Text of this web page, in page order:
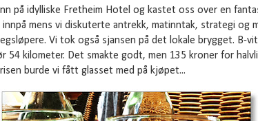
på idylliske Fretheim Hotel og kastet oss over en
innpå mens vi diskuterte antrekk, matinntak, strategi og
Vi tok også sjansen på det lokale brygget. B-
54 kilometer. Det smakte godt, men 135 kroner for
burde vi fått glasset med på kjøpet...